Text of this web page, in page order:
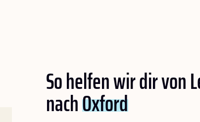
So helfen wir dir von
nachOxford